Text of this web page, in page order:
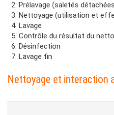
Prélavage (saletés
Nettoyage (utilisation et
Lavage
Contrôle du résultat du
Désinfection
Lavage fin
Nettoyage et interaction